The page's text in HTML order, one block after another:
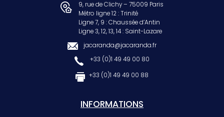
9, rue de Clichy – 75009 Paris
Métro ligne 12 : Trinité
Ligne 7, 9 : Chaussée d’Antin
Ligne 3, 12, 13, 14 : Saint-Lazare
jacaranda@jacaranda.fr
+33 (0)1 49 49 00 80
+33 (0)1 49 49 00 88
INFORMATIONS